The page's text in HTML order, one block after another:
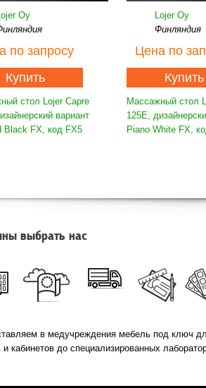
Oy
по запросу
Купить
стол Lojer Capre
вариант
Black FX, код FX5
Lojer Oy
Финляндия
Цена по
Купить
Массажный стол
125E,
Piano White FX,
выбрать нас
в медучреждения мебель под ключ
и кабинетов до специализированных